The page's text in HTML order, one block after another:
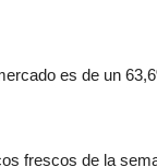
es de un
frescos de la